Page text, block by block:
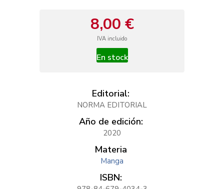
8,00 €
IVA incluido
En stock
Editorial:
NORMA EDITORIAL
Año de edición:
2020
Materia
Manga
ISBN: